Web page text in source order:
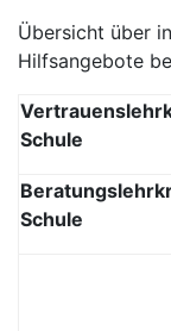
Übersicht über
Hilfsangebote
Schule
Schule